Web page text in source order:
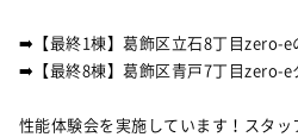
プライバシーポリシー
サイトマップ
➡️【最終1棟】葛飾区立石8丁目zero-e
➡️【最終8棟】葛飾区青戸7丁目zero-e
性能体験会を実施しています！スタ